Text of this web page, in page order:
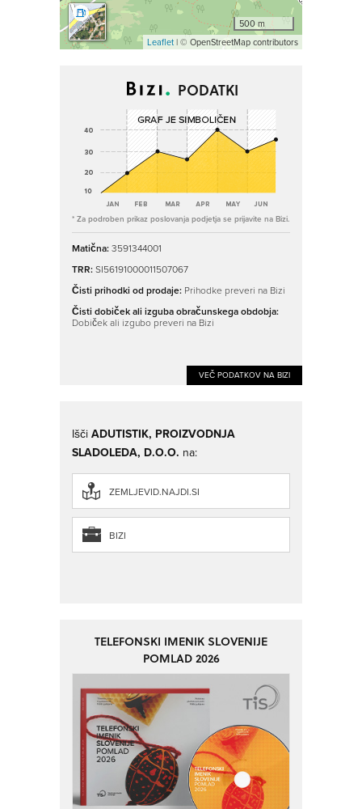
500 m
Leaflet| © OpenStreetMap contributors
PODATKI
* Za podroben prikaz poslovanja podjetja se prijavite na Bizi.
Matična:3591344001
TRR:SI56191000011507067
Čisti prihodki od prodaje: Prihodke preveri na Bizi
Čisti dobiček ali izguba obračunskega obdobja:
Dobiček ali izgubo preveri na Bizi
VEČ PODATKOV NA BIZI
IščiADUTISTIK, PROIZVODNJA
SLADOLEDA, D.O.O. na:
ZEMLJEVID.NAJDI.SI
BIZI
TELEFONSKI IMENIK SLOVENIJE
POMLAD 2026